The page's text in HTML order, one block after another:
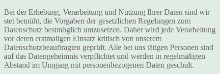
Bei der Erhebung, Verarbeitung und Nutzung Ihrer Daten sind wir
stet bemüht, die Vorgaben der gesetzlichen Regelungen zum
Datenschutz bestmöglich umzusetzen. Daher wird jede Verarbeitung
vor deren erstmaligen Einsatz kritisch von unserem
Datenschutzbeauftragten geprüft. Alle bei uns tätigen Personen sind
auf das Datengeheimnis verpflichtet und werden in regelmäßigen
Abstand im Umgang mit personenbezogenen Daten geschult.